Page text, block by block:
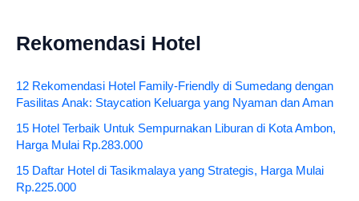
Rekomendasi Hotel
12 Rekomendasi Hotel Family-Friendly di Sumedang dengan
Fasilitas Anak: Staycation Keluarga yang Nyaman dan Aman
15 Hotel Terbaik Untuk Sempurnakan Liburan di Kota Ambon,
Harga Mulai Rp.283.000
15 Daftar Hotel di Tasikmalaya yang Strategis, Harga Mulai
Rp.225.000